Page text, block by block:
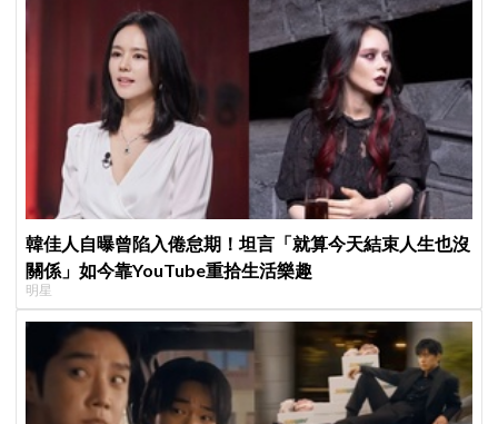
韓佳人自曝曾陷入倦怠期！坦言「就算今天結束人生也沒
關係」如今靠YouTube重拾生活樂趣
明星